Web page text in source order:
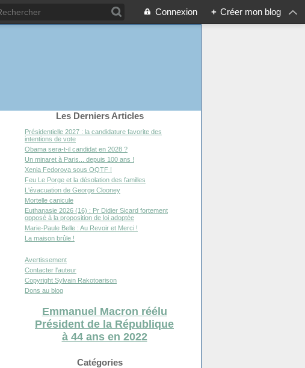
Connexion + Créer mon blog
Les Derniers Articles
Présidentielle 2027 : la candidature favorite des
intentions de vote
Obama sera-t-il candidat en 2028 ?
Un minaret à Paris... depuis 100 ans !
Xenia Fedorova sous OQTF !
Feu Le Porge et la désolation des familles
L'évacuation de George Clooney
Mortelle canicule
Euthanasie 2026 (16) : Pr Didier Sicard fortement
opposé à la proposition de loi adoptée
Marie-Paule Belle : Au Revoir et Merci !
La maison brûle !
Avertissement
Contacter l'auteur
Copyright Sylvain Rakotoarison
Dons au blog
Emmanuel Macron réélu
Président de la République
à 44 ans en 2022
Catégories